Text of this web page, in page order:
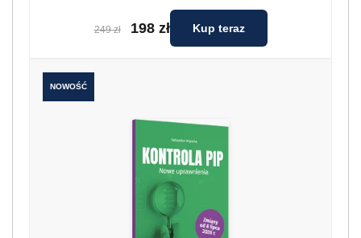
249 zł 198 zł Kup teraz
NOWOŚĆ